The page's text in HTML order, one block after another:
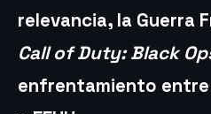
relevancia, la Guerra
Call of Duty: Black
enfrentamiento entre